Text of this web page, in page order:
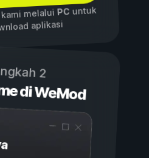
melalui PCuntuk
aplikasi
2
di WeMod